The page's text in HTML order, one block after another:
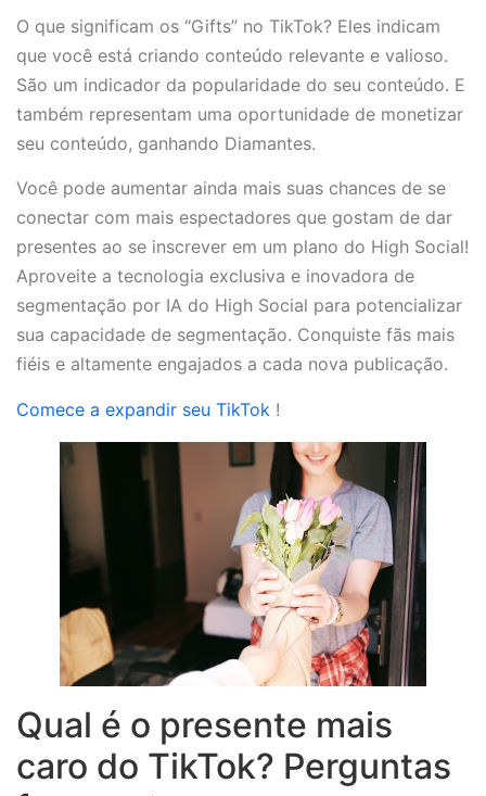
O que significam os “Gifts” no TikTok? Eles indicam
que você está criando conteúdo relevante e valioso.
São um indicador da popularidade do seu conteúdo. E
também representam uma oportunidade de monetizar
seu conteúdo, ganhando Diamantes.
Você pode aumentar ainda mais suas chances de se
conectar com mais espectadores que gostam de dar
presentes ao se inscrever em um plano do High Social!
Aproveite a tecnologia exclusiva e inovadora de
segmentação por IA do High Social para potencializar
sua capacidade de segmentação. Conquiste fãs mais
fiéis e altamente engajados a cada nova publicação.
Comece a expandir seu TikTok !
Qual é o presente mais
caro do TikTok? Perguntas